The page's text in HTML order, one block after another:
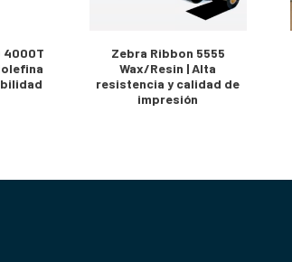
4000T
Zebra Ribbon 5555
Wax/Resin | Alta
resistencia y calidad de
impresión